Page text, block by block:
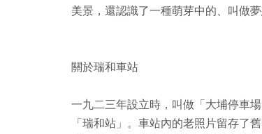
美景，還認識了一種萌芽中的、叫做夢
關於瑞和車站
一九二三年設立時，叫做「大埔停車
「瑞和站」。車站內的老照片留存了